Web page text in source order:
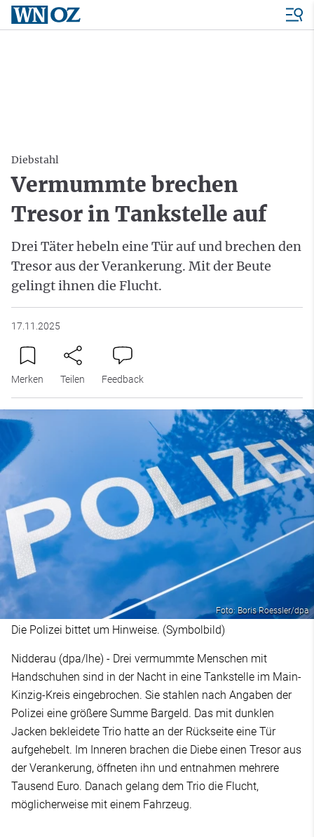
Diebstahl
Vermummte brechen
Tresor in Tankstelle auf
Drei Täter hebeln eine Tür auf und brechen den
Tresor aus der Verankerung. Mit der Beute
gelingt ihnen die Flucht.
17.11.2025
Merken Teilen Feedback
Foto: Boris Roessler/dpa
Die Polizei bittet um Hinweise. (Symbolbild)
Nidderau (dpa/lhe) - Drei vermummte Menschen mit
Handschuhen sind in der Nacht in eine Tankstelle im Main-
Kinzig-Kreis eingebrochen. Sie stahlen nach Angaben der
Polizei eine größere Summe Bargeld. Das mit dunklen
Jacken bekleidete Trio hatte an der Rückseite eine Tür
aufgehebelt. Im Inneren brachen die Diebe einen Tresor aus
der Verankerung, öffneten ihn und entnahmen mehrere
Tausend Euro. Danach gelang dem Trio die Flucht,
möglicherweise mit einem Fahrzeug.